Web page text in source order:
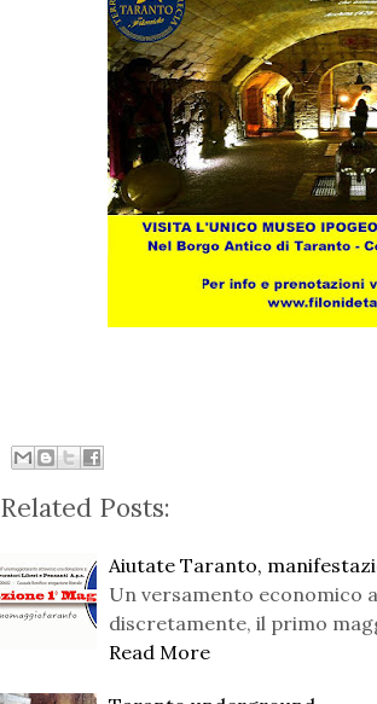
Related Posts:
Aiutate Taranto,
Un versamento economico
discretamente, il primo
Read More